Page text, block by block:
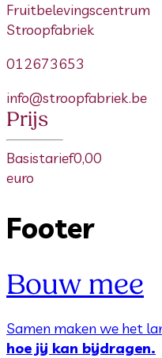
Fruitbelevingscentrum
Stroopfabriek
012673653
info@stroopfabriek.be
Prijs
Basistarief0,00
euro
Footer
Bouw mee
Samen maken we het
hoe jij kan bijdragen.